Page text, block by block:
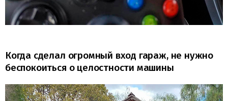
Когда сделал огромный вход гараж, не нужно
беспокоиться о целостности машины